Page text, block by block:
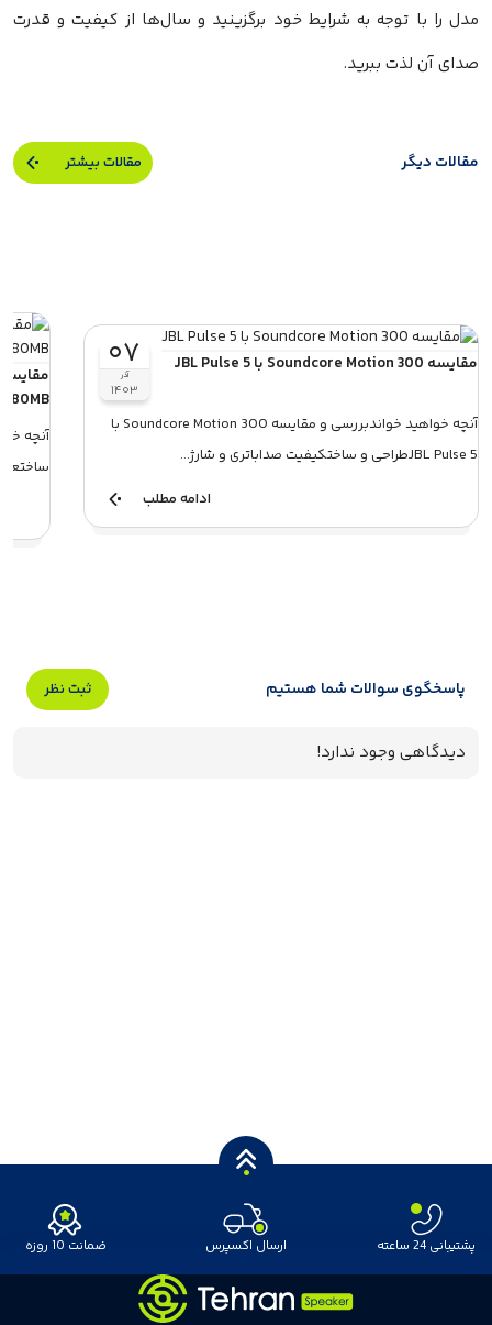
مدل را با توجه به شرایط خود برگزینید و سال‌ها از کیفیت و قدرت
صدای آن لذت ببرید.
مقالات دیگر مقالات بیشتر
۰۷
آذر
۱۴۰۳
مقایسه Soundcore Motion 300 با JBL Pulse 5
آنچه خواهید خواندبررسی و مقایسه Soundcore Motion 300 با
JBL Pulse 5طراحی و ساختکیفیت صداباتری و شارژ...
ادامه مطلب
آنچه
پاسخگوی سوالات شما هستیم ثبت نظر
دیدگاهی وجود ندارد!
پشتیبانی 24 ساعته ارسال اکسپرس ضمانت 10 روزه